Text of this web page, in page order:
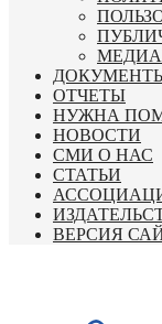
ОТЧЕТЫ
НУЖНА
НОВОСТИ
СМИ О НАС
СТАТЬИ
ВЕРСИЯ